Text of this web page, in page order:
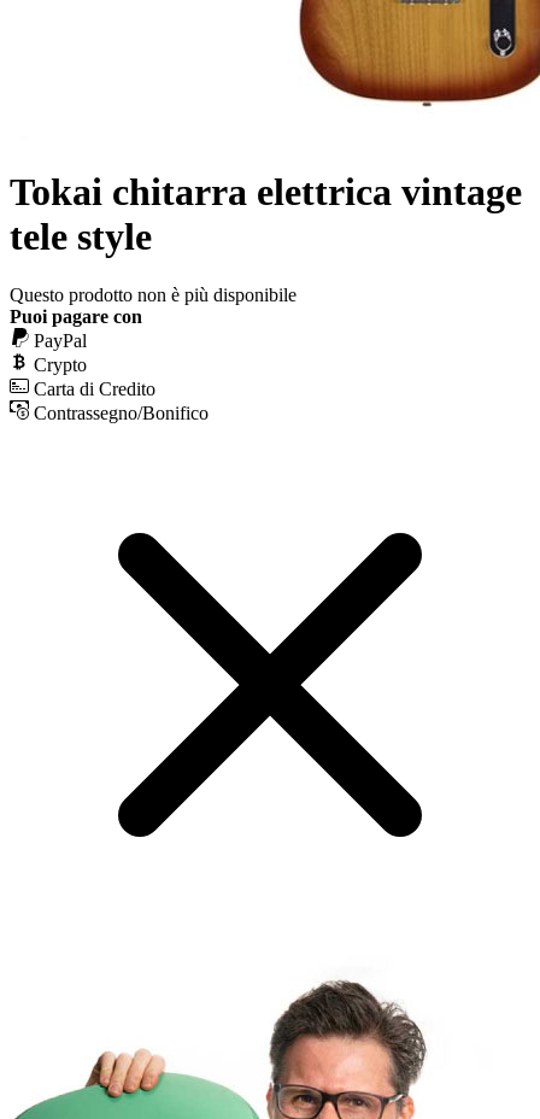
Tokai chitarra elettrica vintage
tele style
Questo prodotto non è più disponibile
Puoi pagare con
PayPal
Crypto
Carta di Credito
Contrassegno/Bonifico